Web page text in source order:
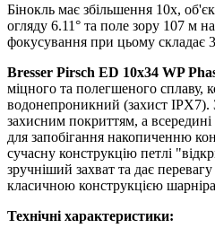
Бінокль має збільшення 10х,
огляду 6.11° та поле зору 107 м
фокусування при цьому складає
Bresser Pirsch ED 10x34 WP
міцного та полегшеного сплаву,
водонепроникний (захист
захисним покриттям, а
для запобігання накопиченню
сучасну конструкцію петлі
зручніший захват та дає перевагу
класичною конструкцією
Технічні характеристики: